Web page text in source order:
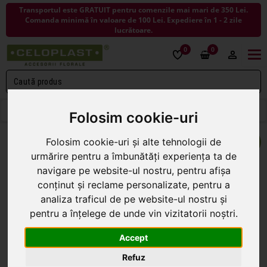
Folosim cookie-uri
Folosim cookie-uri și alte tehnologii de
urmărire pentru a îmbunătăți experiența ta de
navigare pe website-ul nostru, pentru afișa
conținut și reclame personalizate, pentru a
analiza traficul de pe website-ul nostru și
pentru a înțelege de unde vin vizitatorii noștri.
Accept
Refuz
Transportul este GRATUIT pentru comenzile mai mari de 350 Lei.
Comanda minimă în valoare de 100 Lei. Expediere în 1 - 2 zile
lucrătoare.
0 0
< ÎNAPOI LA ARTICOLE DECORATIVE